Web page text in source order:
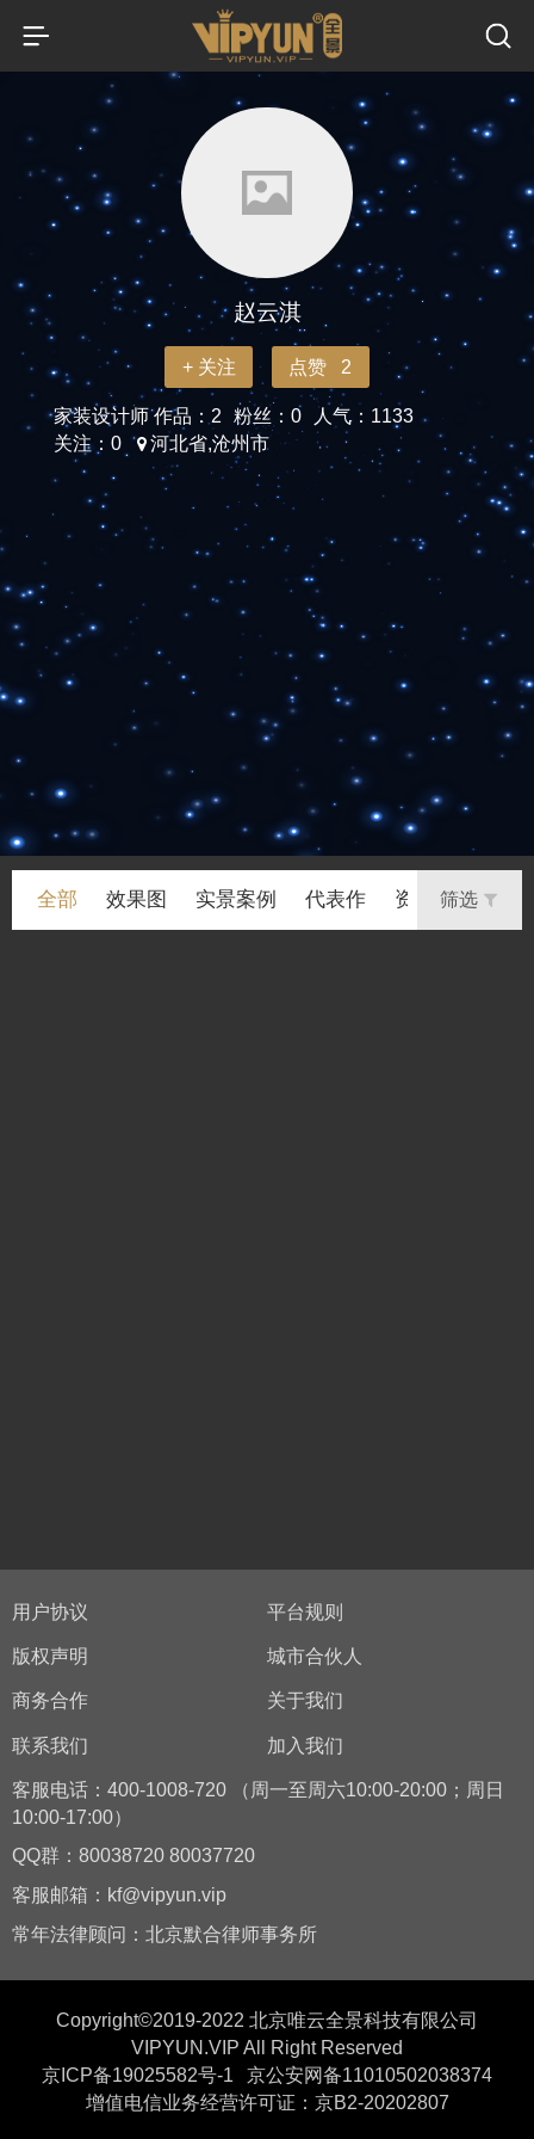
赵云淇
+ 关注 点赞 2
家装设计师 作品：2 粉丝：0
人气：1133
关注：0
河北省,沧州市
全部 效果图 实景案例 代表作 资讯 筛选
用户协议 平台规则
版权声明 城市合伙人
商务合作 关于我们
联系我们 加入我们
客服电话：400-1008-720 （周一至周六10:00-20:00；周日
10:00-17:00）
QQ群：80038720 80037720
客服邮箱：kf@vipyun.vip
常年法律顾问：北京默合律师事务所
Copyright©2019-2022 北京唯云全景科技有限公司
VIPYUN.VIP All Right Reserved
京ICP备19025582号-1
京公安网备11010502038374
增值电信业务经营许可证：京B2-20202807